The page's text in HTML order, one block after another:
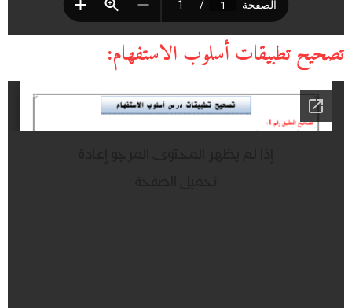
تصحيح تطبيقات أسلوب الاستفهام: